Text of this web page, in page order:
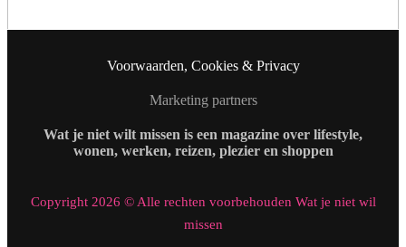
Voorwaarden, Cookies & Privacy
Marketing partners
Wat je niet wilt missen is een magazine over lifestyle,
wonen, werken, reizen, plezier en shoppen
Copyright 2026 © Alle rechten voorbehouden Wat je niet wil
missen